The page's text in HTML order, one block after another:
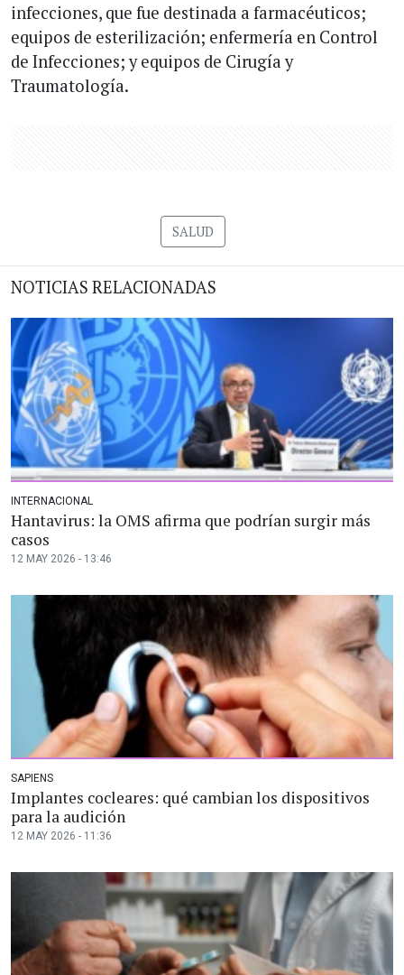
infecciones, que fue destinada a farmacéuticos;
equipos de esterilización; enfermería en Control
de Infecciones; y equipos de Cirugía y
Traumatología.
SALUD
NOTICIAS RELACIONADAS
INTERNACIONAL
Hantavirus: la OMS afirma que podrían surgir más
casos
12 MAY 2026 - 13:46
SAPIENS
Implantes cocleares: qué cambian los dispositivos
para la audición
12 MAY 2026 - 11:36